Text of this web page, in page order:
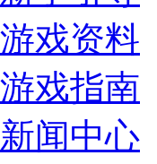
游戏资料
游戏指南
新闻中心